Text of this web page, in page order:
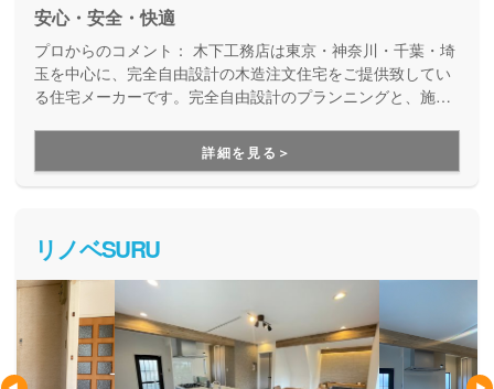
安心・安全・快適
プロからのコメント： 木下工務店は東京・神奈川・千葉・埼
玉を中心に、完全自由設計の木造注文住宅をご提供致してい
る住宅メーカーです。完全自由設計のプランニングと、施工
かだからこそ叶えらえる「完全自由設計」の注文住宅を実現
できます。性能や保証も万全なので安心です。
詳細を見る＞
リノベSURU